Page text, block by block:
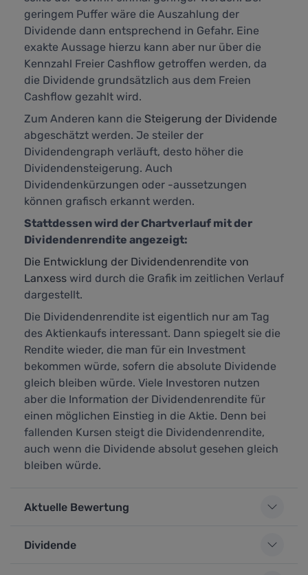
geringem Puffer wäre die Auszahlung der
Dividende dann entsprechend in Gefahr. Eine
exakte Aussage hierzu kann aber nur über die
Kennzahl Freier Cashflow getroffen werden, da
die Dividende grundsätzlich aus dem Freien
Cashflow gezahlt wird.
Zum Anderen kann die Steigerung der Dividende
abgeschätzt werden. Je steiler der
Dividendengraph verläuft, desto höher die
Dividendensteigerung. Auch
Dividendenkürzungen oder -aussetzungen
können grafisch erkannt werden.
Stattdessen wird der Chartverlauf mit der
Dividendenrendite angezeigt:
Die Entwicklung der Dividendenrendite von
Lanxess wird durch die Grafik im zeitlichen Verlauf
dargestellt.
Die Dividendenrendite ist eigentlich nur am Tag
des Aktienkaufs interessant. Dann spiegelt sie die
Rendite wieder, die man für ein Investment
bekommen würde, sofern die absolute Dividende
gleich bleiben würde. Viele Investoren nutzen
aber die Information der Dividendenrendite für
einen möglichen Einstieg in die Aktie. Denn bei
fallenden Kursen steigt die Dividendenrendite,
auch wenn die Dividende absolut gesehen gleich
bleiben würde.
Aktuelle Bewertung
Dividende